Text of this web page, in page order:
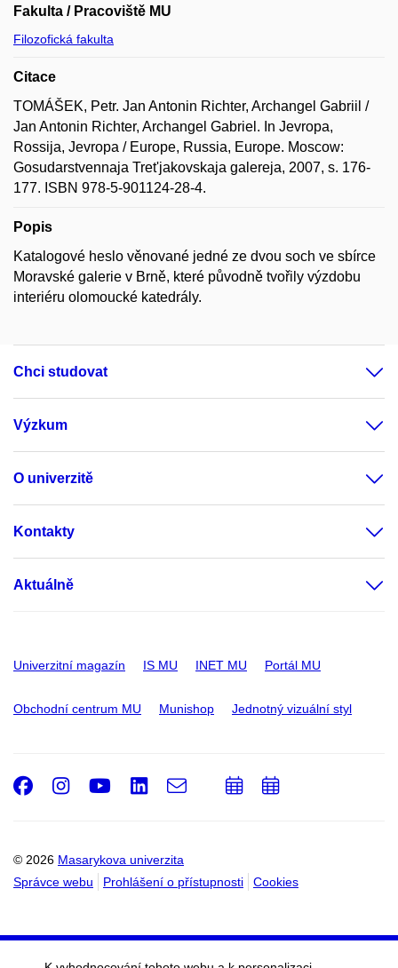
Fakulta / Pracoviště MU
Filozofická fakulta
Citace
TOMÁŠEK, Petr. Jan Antonin Richter, Archangel Gabriil /
Jan Antonin Richter, Archangel Gabriel. In Jevropa,
Rossija, Jevropa / Europe, Russia, Europe. Moscow:
Gosudarstvennaja Tret'jakovskaja galereja, 2007, s. 176-
177. ISBN 978-5-901124-28-4.
Popis
Katalogové heslo věnované jedné ze dvou soch ve sbírce
Moravské galerie v Brně, které původně tvořily výzdobu
interiéru olomoucké katedrály.
Chci studovat
Výzkum
O univerzitě
Kontakty
Aktuálně
Univerzitní magazín IS MU INET MU Portál MU
Obchodní centrum MU Munishop Jednotný vizuální styl
© 2026 Masarykova univerzita
Správce webu
Prohlášení o přístupnosti Cookies
Facebook
Instagram
Youtube
LinkedIn
e-
PřidatPřidat